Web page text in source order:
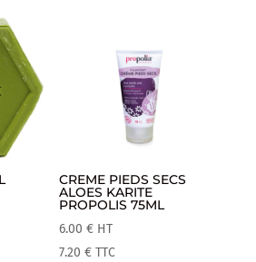
CREME PIEDS SECS
ALOES KARITE
PROPOLIS 75ML
6.00€ HT
7.20€ TTC